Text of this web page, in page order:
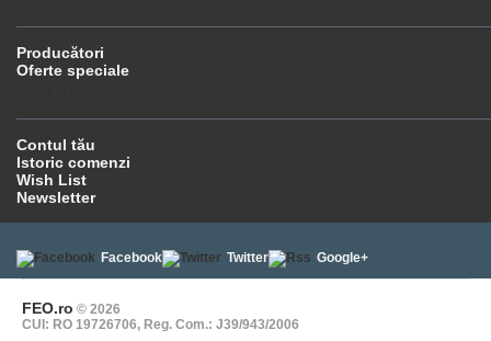
Producători
Oferte speciale
Contul tău
Istoric comenzi
Wish List
Newsletter
Facebook Twitter Google+
FEO.ro © 2026
CUI: RO 19726706, Reg. Com.: J39/943/2006